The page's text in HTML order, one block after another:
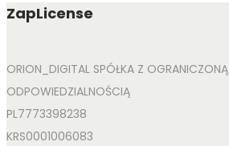
ZapLicense
ORION_DIGITAL SPÓŁKA Z OGRANICZONĄ
ODPOWIEDZIALNOŚCIĄ
PL7773398238
KRS0001006083